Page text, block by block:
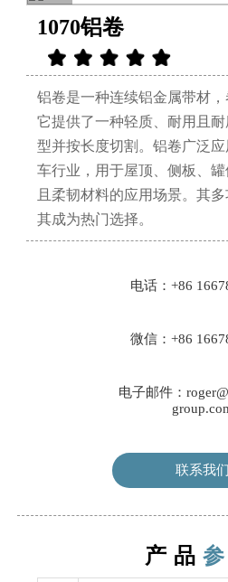
<
1070铝卷
铝卷是一种连续铝金属带材，
它提供了一种轻质、耐用且
型并按长度切割。铝卷广泛
车行业，用于屋顶、侧板、
且柔韧材料的应用场景。其
其成为热门选择。
电话：+86
微信：+86
电子邮件：
联系我们
产品